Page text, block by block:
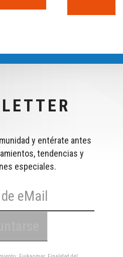
y entérate antes
tendencias y
especiales.